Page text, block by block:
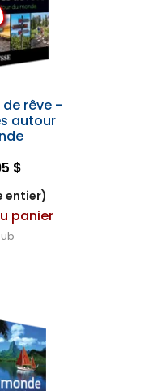
de rêve -
autour
$
entier)
panier